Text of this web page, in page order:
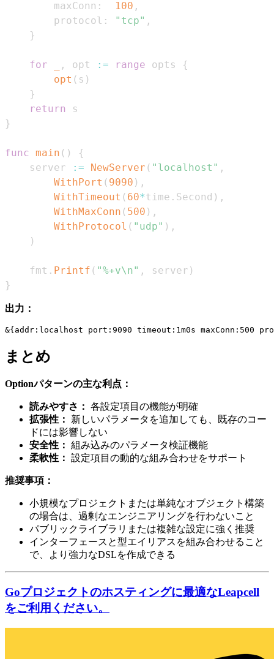
        maxConn
: 100 ,
        protocol
: "tcp" ,
}
for , opt := range opts
{
opt ( s )
}
return
}
func main ( )
{
    server
:= NewServer ( "localhost" ,
WithPort ( 9090 ) ,
WithTimeout ( 60*time . Second ) ,
WithMaxConn ( 500 ) ,
WithProtocol ( "udp" ) ,
)
    fmt
. Printf ( "%+v\n" , server )
}
出力：
まとめ
Optionパターンの主な利点：
読みやすさ： 各設定項目の機能が明確
拡張性：
新しいパラメータを追加しても、既存のコー
ドには影響しない
安全性： 組み込みのパラメータ検証機能
柔軟性： 設定項目の動的な組み合わせをサポート
推奨事項：
小規模なプロジェクトまたは単純なオブジェクト構築
の場合は、過剰なエンジニアリングを行わないこと
パブリックライブラリまたは複雑な設定に強く推奨
インターフェースと型エイリアスを組み合わせること
で、より強力なDSLを作成できる
Goプロジェクトのホスティングに最適なLeapcell
をご利用ください。